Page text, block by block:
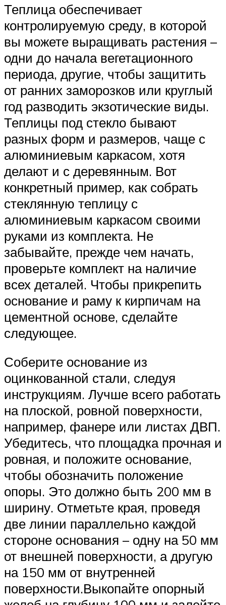
Теплица обеспечивает
контролируемую среду, в которой
вы можете выращивать растения –
одни до начала вегетационного
периода, другие, чтобы защитить
от ранних заморозков или круглый
год разводить экзотические виды.
Теплицы под стекло бывают
разных форм и размеров, чаще с
алюминиевым каркасом, хотя
делают и с деревянным. Вот
конкретный пример, как собрать
стеклянную теплицу с
алюминиевым каркасом своими
руками из комплекта. Не
забывайте, прежде чем начать,
проверьте комплект на наличие
всех деталей. Чтобы прикрепить
основание и раму к кирпичам на
цементной основе, сделайте
следующее.
Соберите основание из
оцинкованной стали, следуя
инструкциям. Лучше всего работать
на плоской, ровной поверхности,
например, фанере или листах ДВП.
Убедитесь, что площадка прочная и
ровная, и положите основание,
чтобы обозначить положение
опоры. Это должно быть 200 мм в
ширину. Отметьте края, проведя
две линии параллельно каждой
стороне основания – одну на 50 мм
от внешней поверхности, а другую
на 150 мм от внутренней
поверхности.Выкопайте опорный